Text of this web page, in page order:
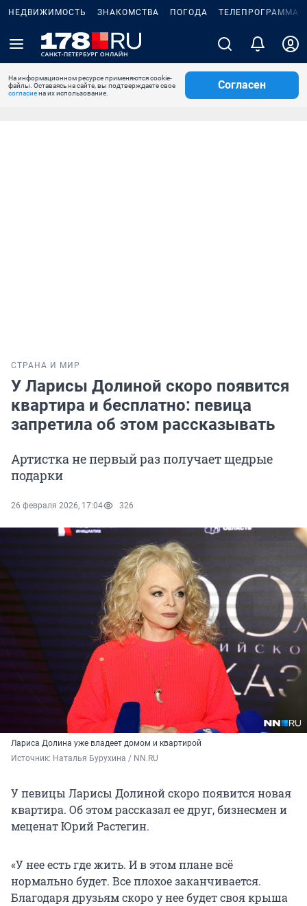
НЕДВИЖИМОСТЬ ЗНАКОМСТВА ПОГОДА ТЕЛЕПРОГРАММА
На информационном ресурсе применяются cookie-
файлы. Оставаясь на сайте, вы подтверждаете свое
согласиена их использование.
Согласен
СТРАНА И МИР
У Ларисы Долиной скоро появится
квартира и бесплатно: певица
запретила об этом рассказывать
Артистка не первый раз получает щедрые
подарки
26 февраля 2026, 17:04 326
Лариса Долина уже владеет домом и квартирой
Источник: Наталья Бурухина / NN.RU
У певицы Ларисы Долиной скоро появится новая
квартира. Об этом рассказал ее друг, бизнесмен и
меценат Юрий Растегин.
«У нее есть где жить. И в этом плане всё
нормально будет. Все плохое заканчивается.
Благодаря друзьям скоро у нее будет своя крыша